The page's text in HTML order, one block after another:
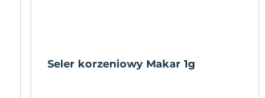
Seler korzeniowy Makar 1g